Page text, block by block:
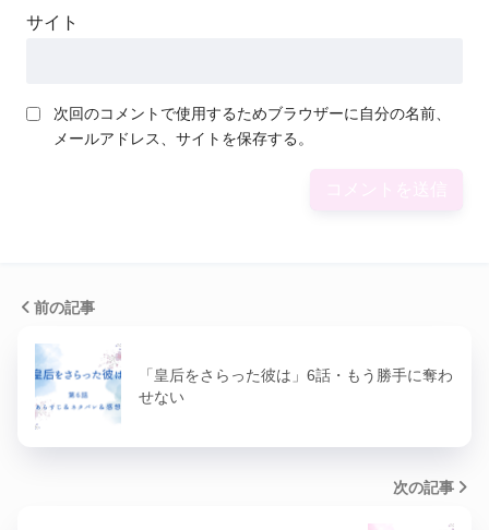
サイト
次回のコメントで使用するためブラウザーに自分の名前、
メールアドレス、サイトを保存する。
前の記事
「皇后をさらった彼は」6話・もう勝手に奪わ
せない
次の記事